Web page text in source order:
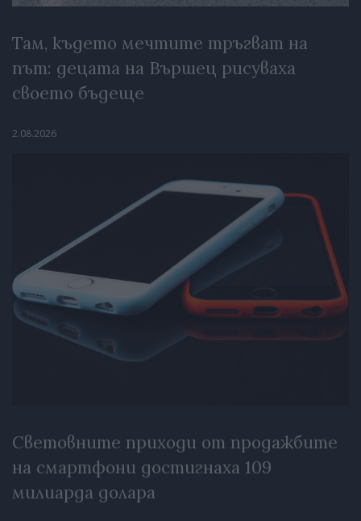
Там, където мечтите тръгват на
път: децата на Вършец рисуваха
своето бъдеще
2.08.2026
Световните приходи от продажбите
на смартфони достигнаха 109
милиарда долара